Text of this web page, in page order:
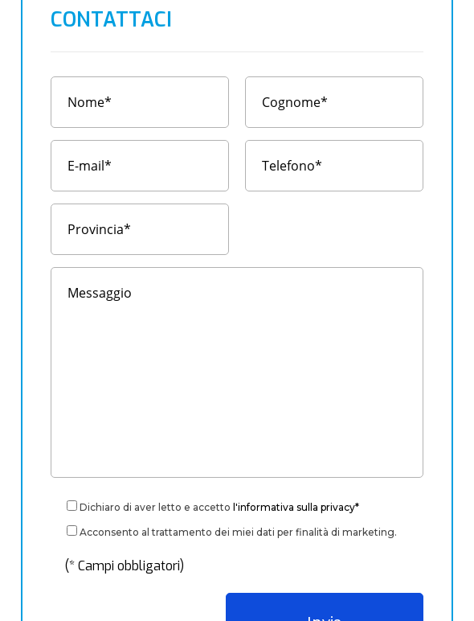
CONTATTACI
Dichiaro di aver letto e accetto l'informativa sulla privacy*
Acconsento al trattamento dei miei dati per finalità di marketing.
(* Campi obbligatori)